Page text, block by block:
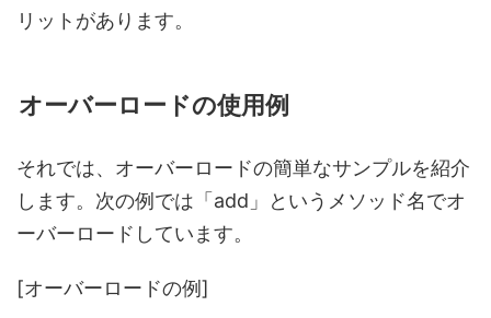
リットがあります。
オーバーロードの使用例
それでは、オーバーロードの簡単なサンプルを紹介
します。次の例では「add」というメソッド名でオ
ーバーロードしています。
[オーバーロードの例]